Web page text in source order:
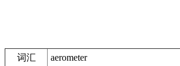
词汇
aerometer